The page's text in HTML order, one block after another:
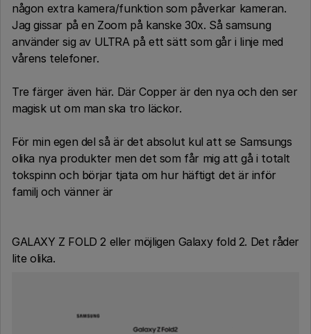
någon extra kamera/funktion som påverkar kameran.
Jag gissar på en Zoom på kanske 30x. Så samsung
använder sig av ULTRA på ett sätt som går i linje med
vårens telefoner.
Tre färger även här. Där Copper är den nya och den ser
magisk ut om man ska tro läckor.
För min egen del så är det absolut kul att se Samsungs
olika nya produkter men det som får mig att gå i totalt
tokspinn och börjar tjata om hur häftigt det är inför
familj och vänner är
GALAXY Z FOLD 2 eller möjligen Galaxy fold 2. Det råder
lite olika.